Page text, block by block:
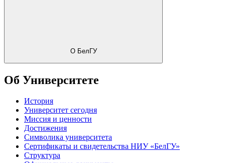
О БелГУ
Об Университете
История
Университет сегодня
Миссия и ценности
Достижения
Символика университета
Сертификаты и свидетельства НИУ «БелГУ»
Структура